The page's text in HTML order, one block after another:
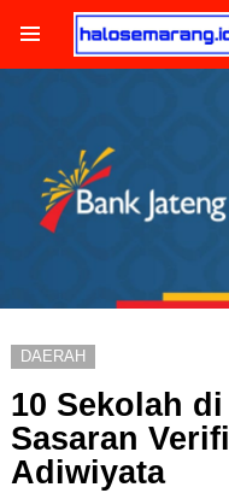
DAERAH
10 Sekolah
Sasaran
Adiwiyata